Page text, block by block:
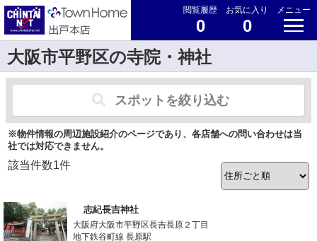
閲覧履歴
0
お気に入り
0
メニュー
大阪市平野区の寺院・神社
スポットを絞り込む
※物件情報の周辺施設紹介のページであり、各店舗への問い合わせは当
社では対応できません。
該当件数1件
志紀長吉神社
大阪府大阪市平野区長吉長原２丁目
地下鉄谷町線 長原駅